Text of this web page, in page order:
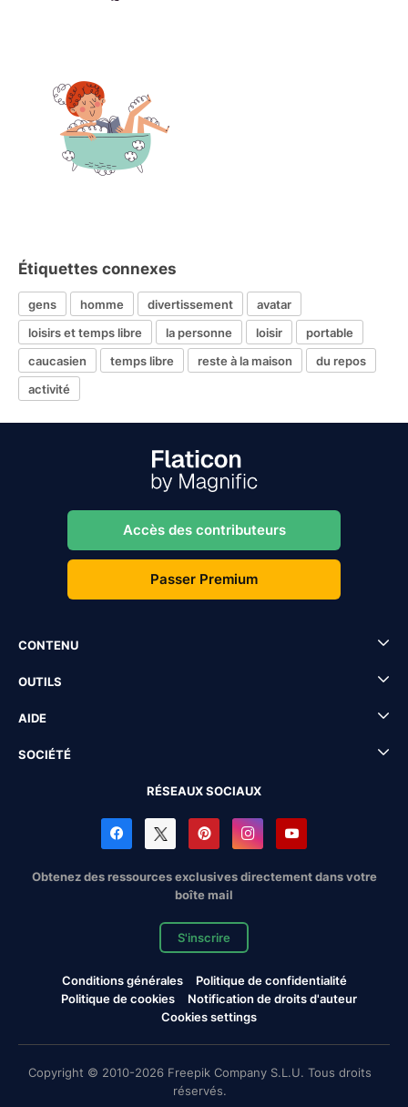
Étiquettes connexes
gens homme divertissement
avatar
loisirs et temps libre
la personne loisir
portable
caucasien
temps libre reste à la maison
du repos
activité
Accès des contributeurs
Passer Premium
CONTENU
OUTILS
AIDE
SOCIÉTÉ
RÉSEAUX SOCIAUX
Obtenez des ressources exclusives directement dans votre
boîte mail
S'inscrire
Conditions générales
Politique de confidentialité
Politique de cookies
Notification de droits d'auteur
Cookies settings
Copyright © 2010-2026 Freepik Company S.L.U. Tous droits
réservés.